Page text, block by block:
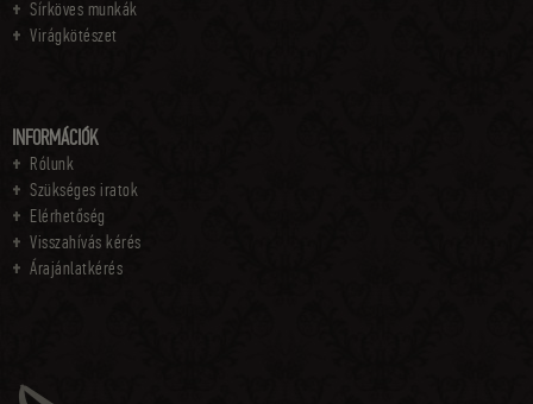
Sírköves munkák
Virágkötészet
INFORMÁCIÓK
Rólunk
Szükséges iratok
Elérhetőség
Visszahívás kérés
Árajánlatkérés